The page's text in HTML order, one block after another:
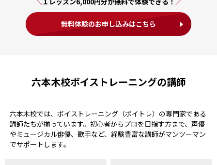
無料体験のお申し込みはこちら
六本木校ボイストレーニングの講師
六本木校では、ボイストレーニング（ボイトレ）の専門家である
講師たちが揃っています。初心者からプロを目指す方まで、声優
やミュージカル俳優、歌手など、経験豊富な講師がマンツーマン
でサポートします。